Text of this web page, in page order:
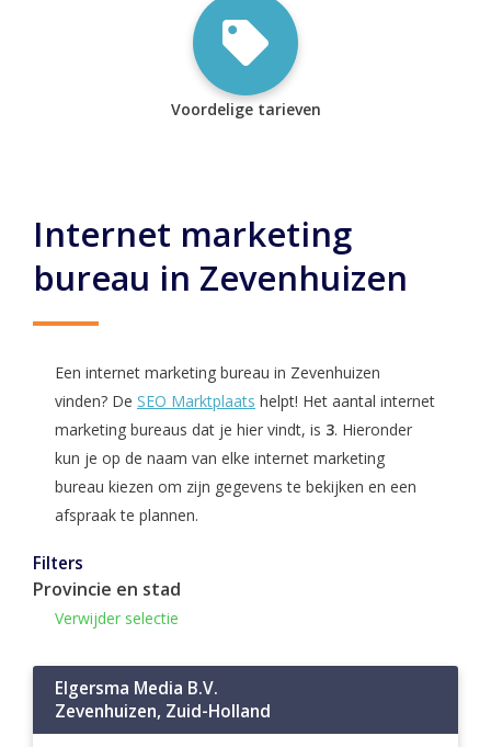
Voordelige tarieven
Internet marketing
bureau in Zevenhuizen
Een internet marketing bureau in Zevenhuizen
vinden? De SEO Marktplaats helpt! Het aantal internet
marketing bureaus dat je hier vindt, is 3. Hieronder
kun je op de naam van elke internet marketing
bureau kiezen om zijn gegevens te bekijken en een
afspraak te plannen.
Filters
Provincie en stad
Verwijder selectie
Elgersma Media B.V.
Zevenhuizen, Zuid-Holland